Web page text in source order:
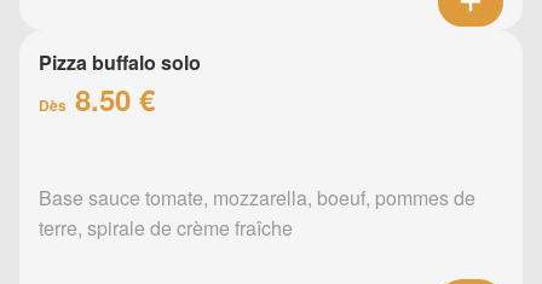
Pizza buffalo solo
Dès 8.50 €
Base sauce tomate, mozzarella, boeuf, pommes de
terre, spirale de crème fraîche